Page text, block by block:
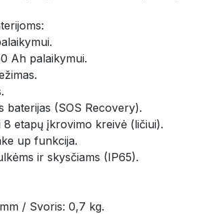
Ah palaikymui.
baterijas (SOS Recovery).
8 etapų įkrovimo kreivė (ličiui).
up funkcija.
ir skysčiams (IP65).
/ Svoris: 0,7 kg.